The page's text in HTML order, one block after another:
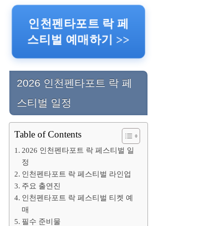
인천펜타포트 락 페
스티벌 예매하기 >>
2026 인천펜타포트 락 페
스티벌 일정
Table of Contents
2026 인천펜타포트 락 페스티벌 일
정
인천펜타포트 락 페스티벌 라인업
주요 출연진
인천펜타포트 락 페스티벌 티켓 예
매
필수 준비물